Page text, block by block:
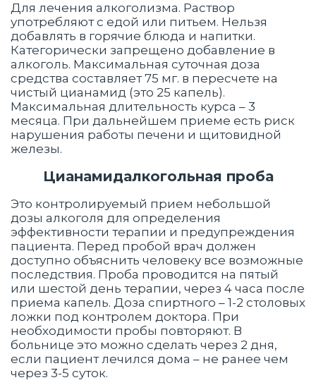
Для лечения алкоголизма. Раствор
употребляют с едой или питьем. Нельзя
добавлять в горячие блюда и напитки.
Категорически запрещено добавление в
алкоголь. Максимальная суточная доза
средства составляет 75 мг. в пересчете на
чистый цианамид (это 25 капель).
Максимальная длительность курса – 3
месяца. При дальнейшем приеме есть риск
нарушения работы печени и щитовидной
железы.
Цианамидалкогольная проба
Это контролируемый прием небольшой
дозы алкоголя для определения
эффективности терапии и предупреждения
пациента. Перед пробой врач должен
доступно объяснить человеку все возможные
последствия. Проба проводится на пятый
или шестой день терапии, через 4 часа после
приема капель. Доза спиртного – 1-2 столовых
ложки под контролем доктора. При
необходимости пробы повторяют. В
больнице это можно сделать через 2 дня,
если пациент лечился дома – не ранее чем
через 3-5 суток.